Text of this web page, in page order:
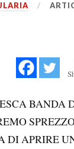
BANDA
DI APRIRE